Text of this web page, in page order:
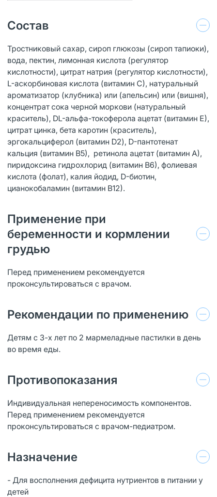
Состав
Тростниковый сахар, сироп глюкозы (сироп тапиоки),
вода, пектин, лимонная кислота (регулятор
кислотности), цитрат натрия (регулятор кислотности),
L-аскорбиновая кислота (витамин С), натуральный
ароматизатор (клубника) или (апельсин) или (вишня),
концентрат сока черной моркови (натуральный
краситель), DL-альфа-токоферола ацетат (витамин Е),
цитрат цинка, бета каротин (краситель),
эргокальциферол (витамин D2), D-пантотенат
кальция (витамин В5), ретинола ацетат (витамин А),
пиридоксина гидрохлорид (витамин В6), фолиевая
кислота (фолат), калия йодид, D-биотин,
цианокобаламин (витамин В12).
Применение при
беременности и кормлении
грудью
Перед применением рекомендуется
проконсультироваться с врачом.
Рекомендации по применению
Детям с 3-х лет по 2 мармеладные пастилки в день
во время еды.
Противопоказания
Индивидуальная непереносимость компонентов.
Перед применением рекомендуется
проконсультироваться с врачом-педиатром.
Назначение
- Для восполнения дефицита нутриентов в питании у
детей